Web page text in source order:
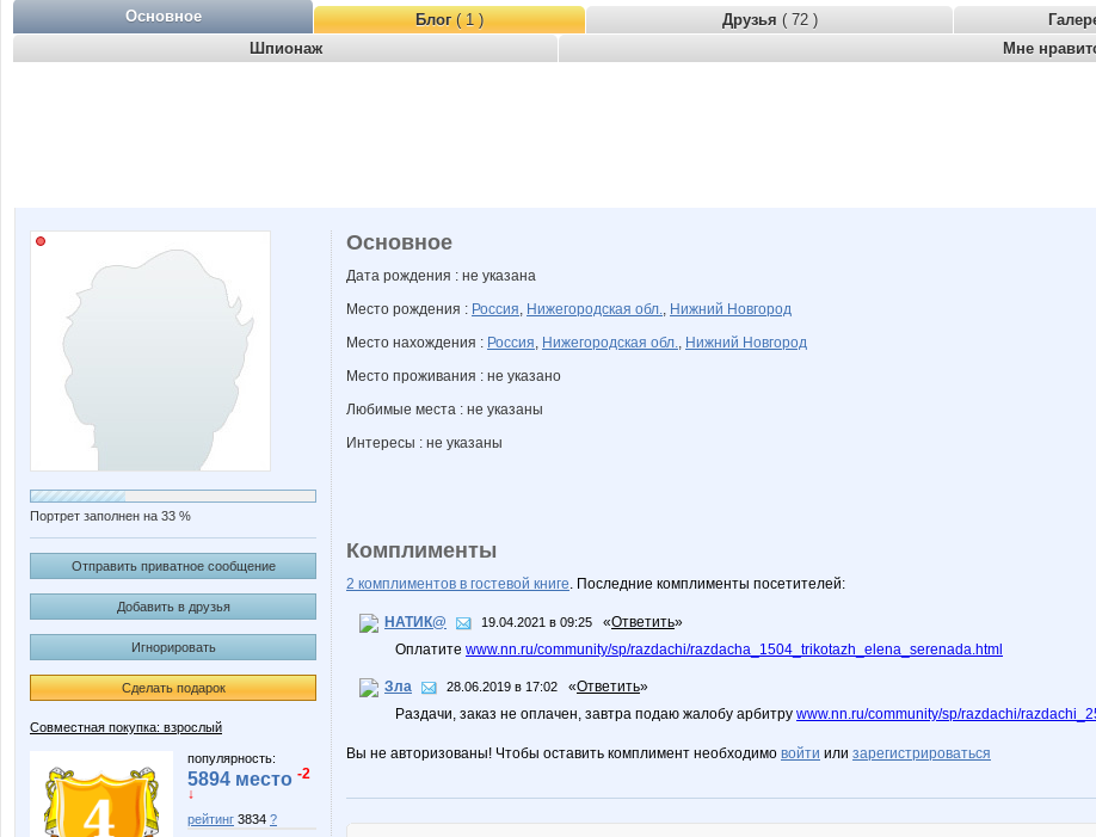
Основное Блог( 1 ) Друзья ( 72 )
Шпионаж
Мне
Портрет заполнен на 33 %
Отправить приватное сообщение
Добавить в друзья
Игнорировать
Сделать подарок
Совместная покупка: взрослый
популярность:
5894 место -2
↓
рейтинг 3834 ?
Основное
Дата рождения : не указана
Место рождения : Россия, Нижегородская обл., Нижний Новгород
Место нахождения : Россия, Нижегородская обл., Нижний Новгород
Место проживания : не указано
Любимые места : не указаны
Интересы : не указаны
Комплименты
2 комплиментов в гостевой книге. Последние комплименты посетителей:
НАТИК@ 19.04.2021 в 09:25 «Ответить»
Оплатите www.nn.ru/community/sp/razdachi/razdacha_1504_trikotazh_elena_serenada.html
Зла 28.06.2019 в 17:02 «Ответить»
Раздачи, заказ не оплачен, завтра подаю жалобу арбитру www.nn.ru/community/sp/razdachi/
Вы не авторизованы! Чтобы оставить комплимент необходимо войти или зарегистрироваться